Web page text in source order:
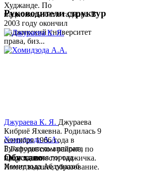
Худжанде. По
национальности таджик. В
2003 году окончил
Таджикский университет
права, биз...
Хомидзода А.А.
Руководитель аппарата
председателя города
Хомидзода Абдувахоб
Руководители структур
Джураева К. Я. Джураева
Кибриё Яхяевна. Родилась 9
сентября 1966 года в
Б.Гафуровском районе, по
национальности таджичка.
Имеет высшее образование.
Обу хаво